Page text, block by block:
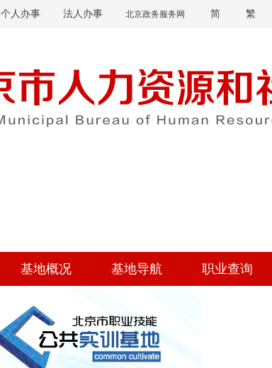
个人办事 法人办事 北京政务服务网 简 繁
基地概况 基地导航 职业查询